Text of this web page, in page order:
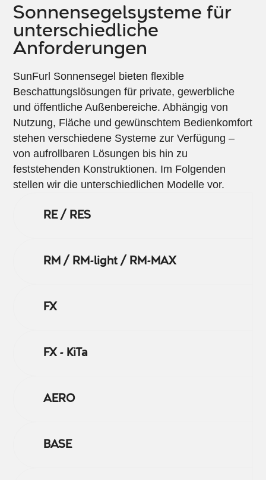
Sonnensegelsysteme für
unterschiedliche
Anforderungen
SunFurl Sonnensegel bieten flexible
Beschattungslösungen für private, gewerbliche
und öffentliche Außenbereiche. Abhängig von
Nutzung, Fläche und gewünschtem Bedienkomfort
stehen verschiedene Systeme zur Verfügung –
von aufrollbaren Lösungen bis hin zu
feststehenden Konstruktionen. Im Folgenden
stellen wir die unterschiedlichen Modelle vor.
RE / RES
RM / RM-light / RM-MAX
FX
FX - KiTa
AERO
BASE